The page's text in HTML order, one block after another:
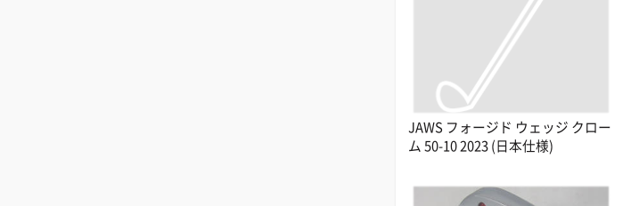
JAWS フォージド ウェッジ クロー
ム 50-10 2023 (日本仕様)